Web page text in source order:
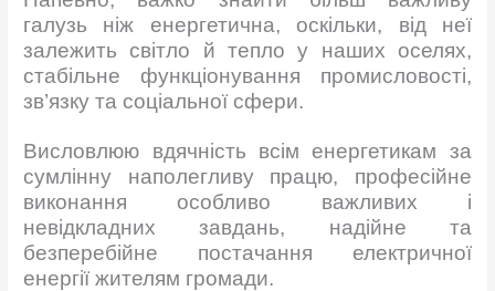
галузь ніж енергетична, оскільки, від неї
залежить світло й тепло у наших оселях,
стабільне функціонування промисловості,
зв’язку та соціальної сфери.
Висловлюю вдячність всім енергетикам за
сумлінну наполегливу працю, професійне
виконання особливо важливих і
невідкладних завдань, надійне та
безперебійне постачання електричної
енергії жителям громади.